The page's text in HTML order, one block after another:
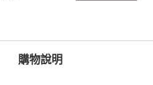
購物說明